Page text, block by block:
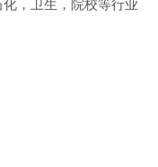
，卫生，院校等行业